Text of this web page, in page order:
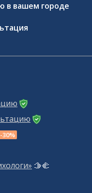
в вашем городе
-30%
🫱‍🫲